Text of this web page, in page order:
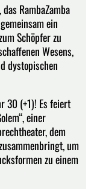
RambaZamba
ein
Schöpfer zu
Wesens,
dystopischen
30 (+1)! Es feiert
einer
dem
um
zu einem